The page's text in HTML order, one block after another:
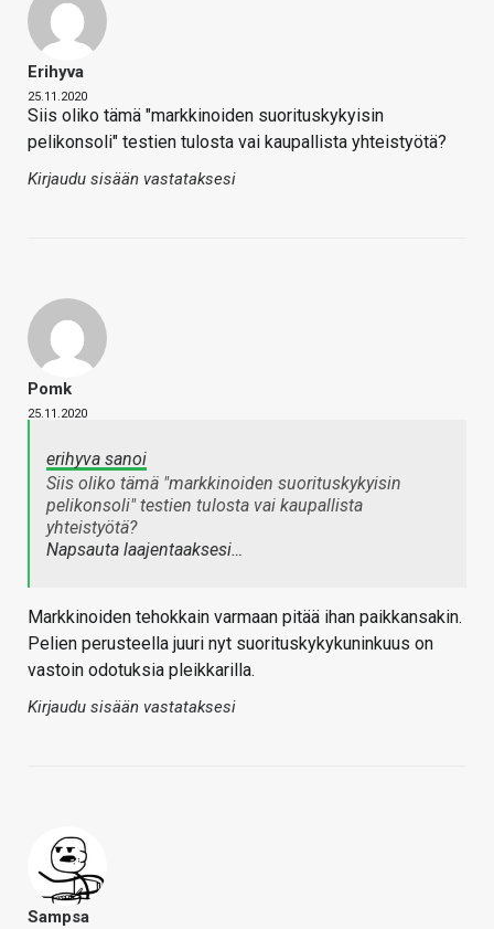
Erihyva
25.11.2020
Siis oliko tämä "markkinoiden suorituskykyisin
pelikonsoli" testien tulosta vai kaupallista yhteistyötä?
Kirjaudu sisään vastataksesi
Pomk
25.11.2020
erihyva sanoi
Siis oliko tämä "markkinoiden suorituskykyisin
pelikonsoli" testien tulosta vai kaupallista
yhteistyötä?
Napsauta laajentaaksesi…
Markkinoiden tehokkain varmaan pitää ihan paikkansakin.
Pelien perusteella juuri nyt suorituskykykuninkuus on
vastoin odotuksia pleikkarilla.
Kirjaudu sisään vastataksesi
Sampsa